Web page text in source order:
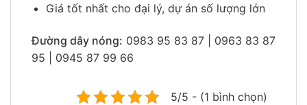
Giá tốt nhất cho đại lý, dự án số lượng lớn
Đường dây nóng: 0983 95 83 87 | 0963 83 87
95 | 0945 87 99 66
5/5 - (1 bình chọn)